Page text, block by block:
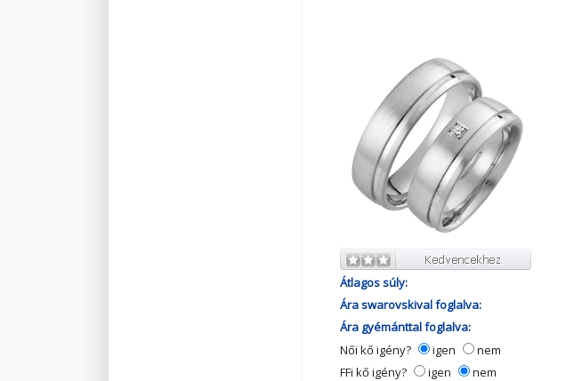
Átlagos súly:
Ára swarovskival foglalva:
Ára gyémánttal foglalva:
Női kő igény?
igen nem
FFi kő igény?
igen nem